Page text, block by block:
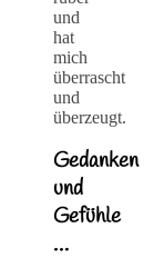
und
hat
mich
überrascht
und
überzeugt.
Gedanken
und
Gefühle
…